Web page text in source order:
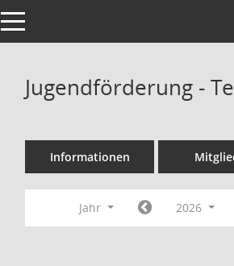
Toggle navigation
Jugendförderung -
Informationen
Jahr 2026